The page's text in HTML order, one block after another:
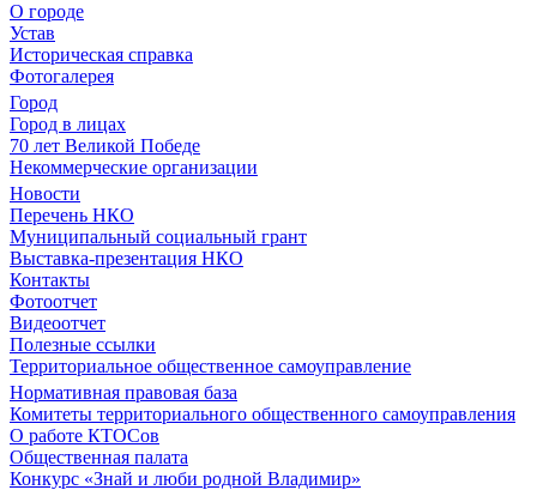
О городе
Устав
Историческая справка
Фотогалерея
Город
Город в лицах
70 лет Великой Победе
Некоммерческие организации
Новости
Перечень НКО
Муниципальный социальный грант
Выставка-презентация НКО
Контакты
Фотоотчет
Видеоотчет
Полезные ссылки
Территориальное общественное самоуправление
Нормативная правовая база
Комитеты территориального общественного самоуправления
О работе КТОСов
Общественная палата
Конкурс «Знай и люби родной Владимир»